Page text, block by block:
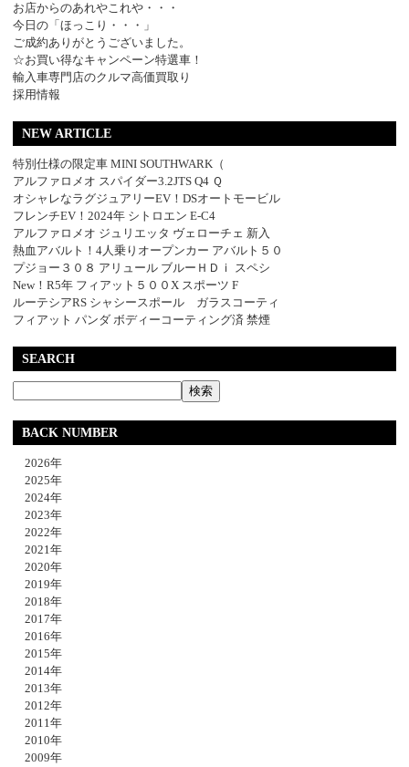
お店からのあれやこれや・・・
今日の「ほっこり・・・」
ご成約ありがとうございました。
☆お買い得なキャンペーン特選車！
輸入車専門店のクルマ高価買取り
採用情報
NEW ARTICLE
特別仕様の限定車 MINI SOUTHWARK（
アルファロメオ スパイダー3.2JTS Q4 Ｑ
オシャレなラグジュアリーEV！DSオートモービル
フレンチEV！2024年 シトロエン E-C4
アルファロメオ ジュリエッタ ヴェローチェ 新入
熱血アバルト！4人乗りオープンカー アバルト５０
プジョー３０８ アリュール ブルーＨＤｉ スペシ
New！R5年 フィアット５００X スポーツ F
ルーテシアRS シャシースポール ガラスコーティ
フィアット パンダ ボディーコーティング済 禁煙
SEARCH
BACK NUMBER
2026年
2025年
2024年
2023年
2022年
2021年
2020年
2019年
2018年
2017年
2016年
2015年
2014年
2013年
2012年
2011年
2010年
2009年